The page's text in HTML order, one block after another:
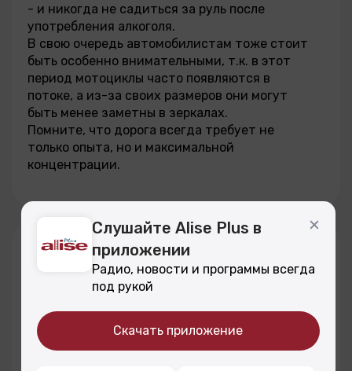
- и никогда не садиться за руль после
употребления алкоголя.
В свою очередь автомобилистам тоже стоит
быть особенно внимательными, т.к. в этот
период мотоциклы часто появляются в
потоке, а из-за своих размеров они могут
быть менее заметны в зеркалах.
Помните, что дорога всегда требует не
только опыта, но и максимальной
концентрации.
Другие программы
7 Августа
прохладнее без кондиционера
6 Августа
Слушайте Alise Plus в
приложении
Радио, новости и программы всегда
под рукой
Скачать приложение